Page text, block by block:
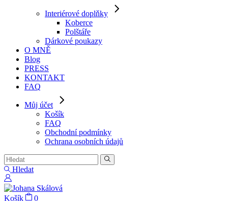
Interiérové doplňky
Koberce
Polštáře
Dárkové poukazy
O MNĚ
Blog
PRESS
KONTAKT
FAQ
Můj účet
Košík
FAQ
Obchodní podmínky
Ochrana osobních údajů
Hledat
Košík
0